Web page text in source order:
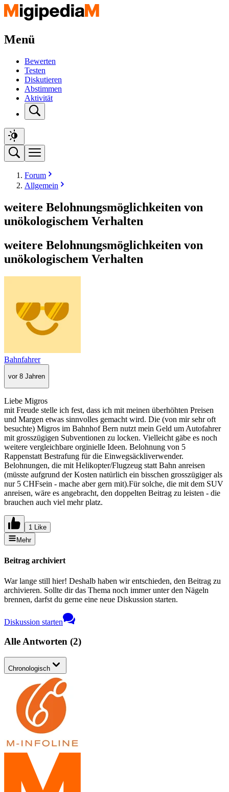
Menü
Bewerten
Testen
Diskutieren
Abstimmen
Aktivität
Forum
Allgemein
weitere Belohnungsmöglichkeiten von
unökologischem Verhalten
weitere Belohnungsmöglichkeiten von
unökologischem Verhalten
Bahnfahrer
vor 8 Jahren
Liebe Migros
mit Freude stelle ich fest, dass ich mit meinen überhöhten Preisen
und Margen etwas sinnvolles gemacht wird. Die (von mir sehr oft
besuchte) Migros im Bahnhof Bern nutzt mein Geld um Autofahrer
mit grosszügigen Subventionen zu locken. Vielleicht gäbe es noch
weitere vergleichbare orginielle Ideen. Belohnung von 5
Rappenstatt Bestrafung für die Einwegsäckliverwender.
Belohnungen, die mit Helikopter/Flugzeug statt Bahn anreisen
(müsste aufgrund der Kosten natürlich ein bisschen grosszügiger als
nur 5 CHFsein - mache aber gern mit).Für solche, die mit dem SUV
anreisen, wäre es angebracht, den doppelten Beitrag zu leisten - die
brauchen auch viel mehr platz.
1 Like
Mehr
Beitrag archiviert
War lange still hier! Deshalb haben wir entschieden, den Beitrag zu
archivieren. Sollte dir das Thema noch immer unter den Nägeln
brennen, darfst du gerne eine neue Diskussion starten.
Diskussion starten
Alle Antworten (2)
Chronologisch